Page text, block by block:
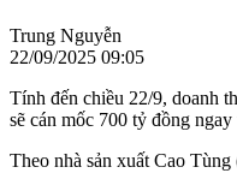
Trung Nguyễn
22/09/2025 09:05
Tính đến chiều 22/9, doanh
sẽ cán mốc 700 tỷ đồng ngay
Theo nhà sản xuất Cao